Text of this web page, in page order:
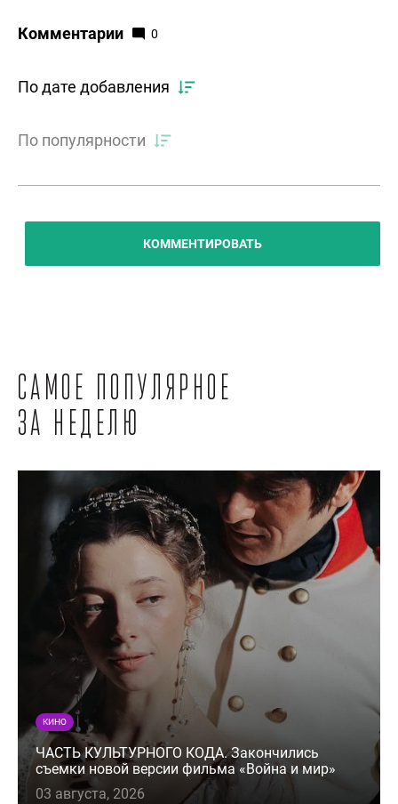
Комментарии 0
По дате добавления
По популярности
КОММЕНТИРОВАТЬ
Самое популярное
за неделю
КИНО
ЧАСТЬ КУЛЬТУРНОГО КОДА. Закончились
съемки новой версии фильма «Война и мир»
03 августа, 2026